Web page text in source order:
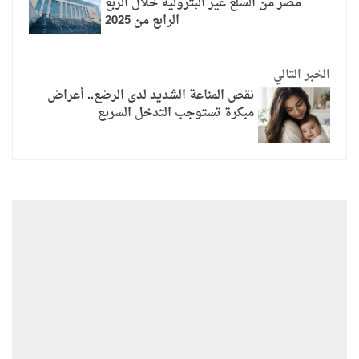
الرابع من 2025
الخبر التالي
نقص المناعة الشديد لدى الرضع.. أعراض
مبكرة تستوجب التدخل السريع